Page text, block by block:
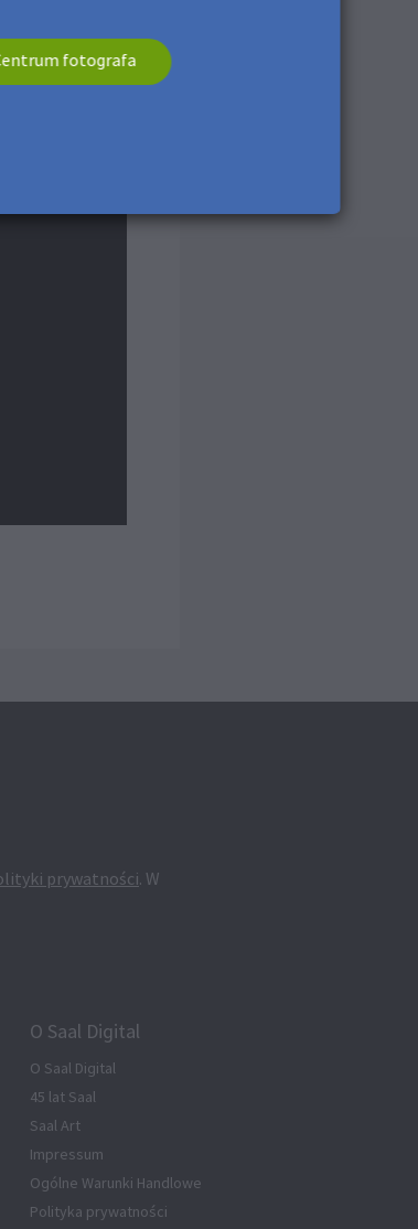
fotografa
prywatności. W
O Saal Digital
O Saal Digital
45 lat Saal
Saal Art
Impressum
Ogólne Warunki Handlowe
Polityka prywatności